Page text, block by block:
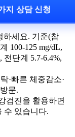
지 상담 신청
하세요. 기준(참
100-125 mg/dL,
전단계 5.7-6.4%,
·빠른 체중감소·
문.
검진을 활용하면
수 있습니다.